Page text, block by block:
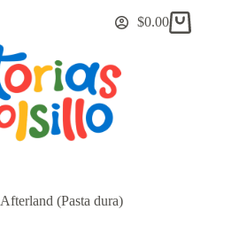
Carro
$0.00
Afterland (Pasta dura)